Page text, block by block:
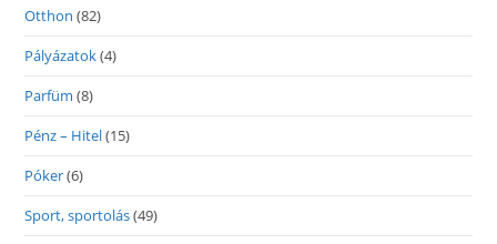
Otthon (82)
Pályázatok(4)
Parfüm (8)
Pénz – Hitel(15)
Póker(6)
Sport, sportolás(49)